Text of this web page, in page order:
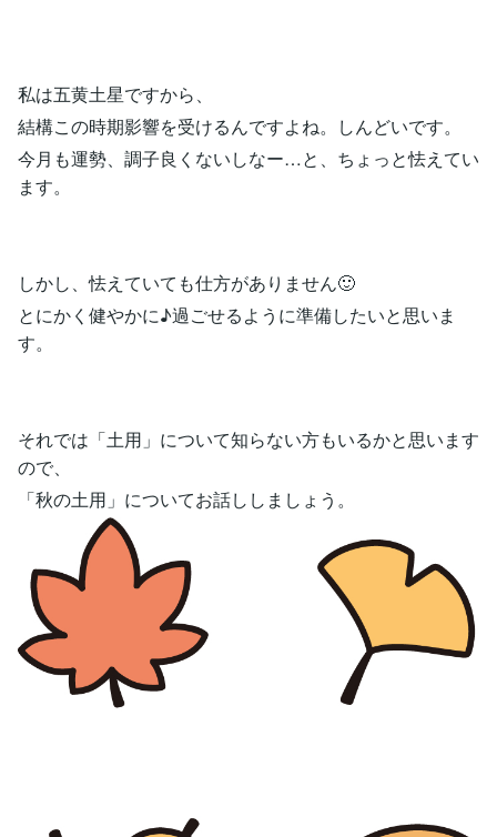
私は五黄土星ですから、
結構この時期影響を受けるんですよね。しんどいです。
今月も運勢、調子良くないしなー…と、ちょっと怯えてい
ます。
しかし、怯えていても仕方がありません🙂
とにかく健やかに♪過ごせるように準備したいと思いま
す。
それでは「土用」について知らない方もいるかと思います
ので、
「秋の土用」についてお話ししましょう。